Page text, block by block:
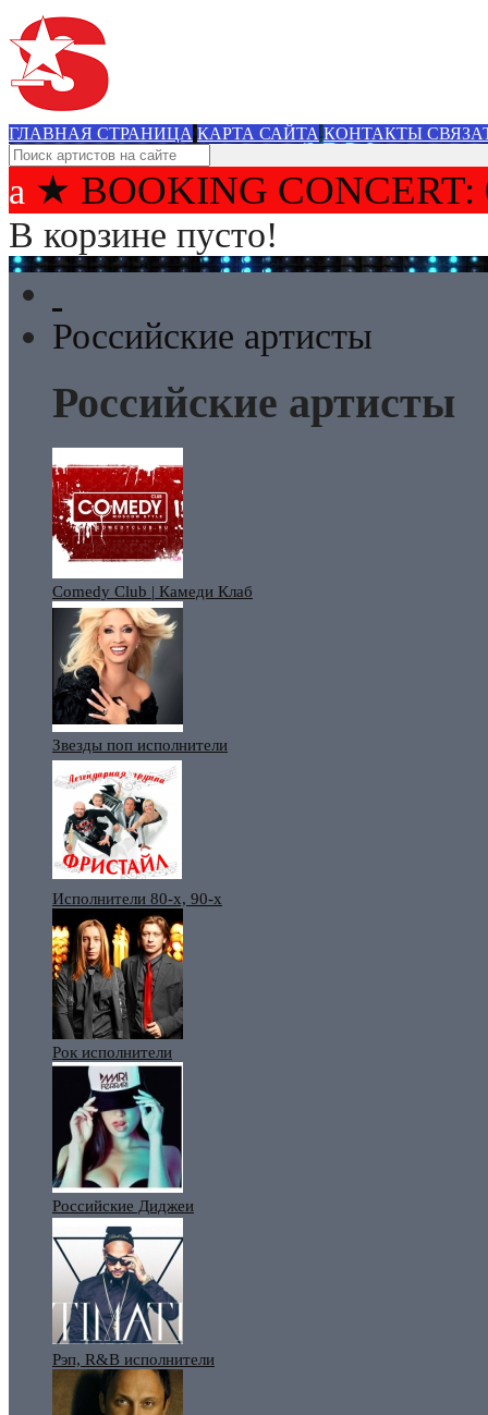
ГЛАВНАЯ СТРАНИЦА КАРТА САЙТА КОНТАКТЫ
★ BOOKING
В корзине пусто!
Российские артисты
Российские артисты
Comedy Club | Камеди Клаб
Звезды поп исполнители
Исполнители 80-х, 90-х
Рок исполнители
Российские Диджеи
Рэп, R&B исполнители